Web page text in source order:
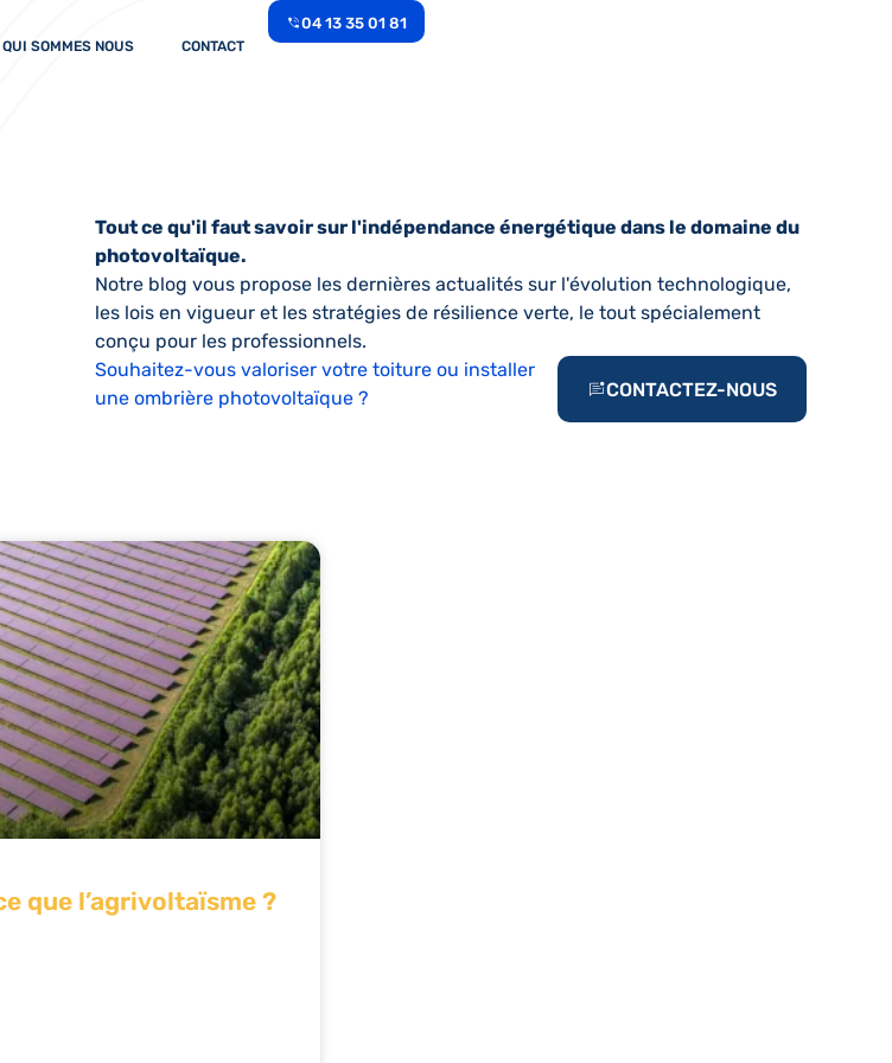
QUI SOMMES NOUS CONTACT
04 13 35 01 81
Tout ce qu'il faut savoir sur l'indépendance énergétique dans le domaine du
photovoltaïque.
Notre blog vous propose les dernières actualités sur l'évolution technologique,
les lois en vigueur et les stratégies de résilience verte, le tout spécialement
conçu pour les professionnels.
Souhaitez-vous valoriser votre toiture ou installer
une ombrière photovoltaïque ?
CONTACTEZ-NOUS
que l’agrivoltaïsme ?